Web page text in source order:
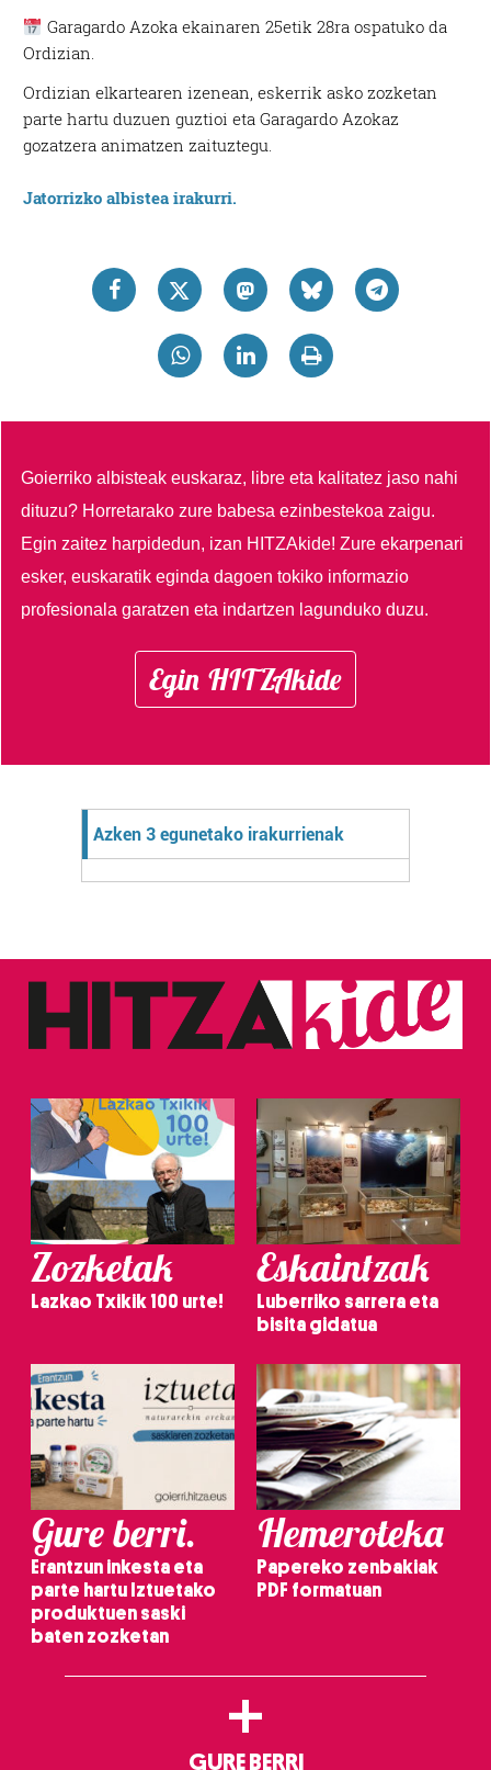
Garagardo Azoka ekainaren 25etik 28ra ospatuko da
Ordizian.
Ordizian elkartearen izenean, eskerrik asko zozketan
parte hartu duzuen guztioi eta Garagardo Azokaz
gozatzera animatzen zaituztegu.
Jatorrizko albistea irakurri.
Goierriko albisteak euskaraz, libre eta kalitatez jaso nahi
dituzu? Horretarako zure babesa ezinbestekoa zaigu.
Egin zaitez harpidedun, izan HITZAkide!Zure ekarpenari
esker, euskaratik eginda dagoen tokiko informazio
profesionala garatzen eta indartzen lagunduko duzu.
Egin HITZAkide
Azken 3 egunetako irakurrienak
Zozketak
Lazkao Txikik 100 urte!
Eskaintzak
Luberriko sarrera eta
bisita gidatua
Gure berri.
Erantzun inkesta eta
parte hartu Iztuetako
produktuen saski
baten zozketan
Hemeroteka
Papereko zenbakiak
PDF formatuan
+
GURE BERRI